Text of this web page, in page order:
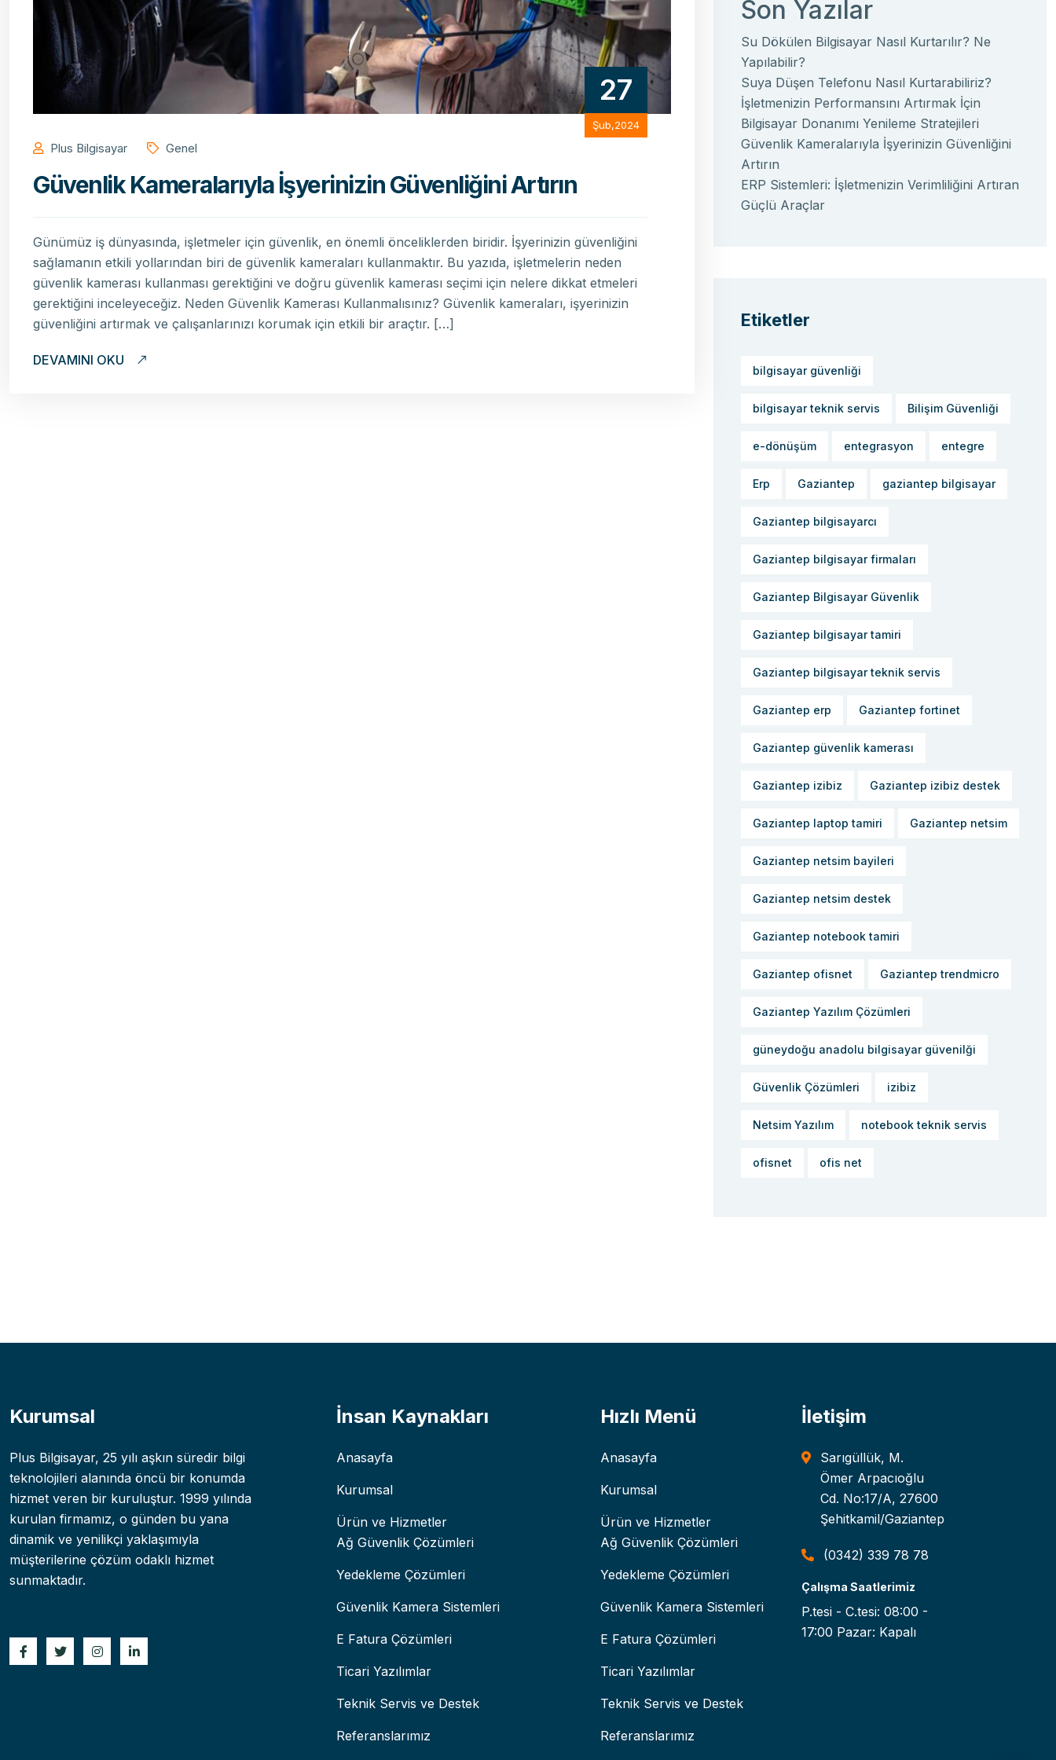
27
Şub,2024
Plus Bilgisayar Genel
Güvenlik Kameralarıyla İşyerinizin Güvenliğini Artırın
Günümüz iş dünyasında, işletmeler için güvenlik, en önemli önceliklerden biridir. İşyerinizin güvenliğini
sağlamanın etkili yollarından biri de güvenlik kameraları kullanmaktır. Bu yazıda, işletmelerin neden
güvenlik kamerası kullanması gerektiğini ve doğru güvenlik kamerası seçimi için nelere dikkat etmeleri
gerektiğini inceleyeceğiz. Neden Güvenlik Kamerası Kullanmalısınız? Güvenlik kameraları, işyerinizin
güvenliğini artırmak ve çalışanlarınızı korumak için etkili bir araçtır. […]
DEVAMINI OKU
Son Yazılar
Su Dökülen Bilgisayar Nasıl Kurtarılır? Ne
Yapılabilir?
Suya Düşen Telefonu Nasıl Kurtarabiliriz?
İşletmenizin Performansını Artırmak İçin
Bilgisayar Donanımı Yenileme Stratejileri
Güvenlik Kameralarıyla İşyerinizin Güvenliğini
Artırın
ERP Sistemleri: İşletmenizin Verimliliğini Artıran
Güçlü Araçlar
Etiketler
bilgisayar güvenliği
bilgisayar teknik servis Bilişim Güvenliği
e-dönüşüm entegrasyon entegre
Erp Gaziantep gaziantep bilgisayar
Gaziantep bilgisayarcı
Gaziantep bilgisayar firmaları
Gaziantep Bilgisayar Güvenlik
Gaziantep bilgisayar tamiri
Gaziantep bilgisayar teknik servis
Gaziantep erp Gaziantep fortinet
Gaziantep güvenlik kamerası
Gaziantep izibiz Gaziantep izibiz destek
Gaziantep laptop tamiri Gaziantep netsim
Gaziantep netsim bayileri
Gaziantep netsim destek
Gaziantep notebook tamiri
Gaziantep ofisnet Gaziantep trendmicro
Gaziantep Yazılım Çözümleri
güneydoğu anadolu bilgisayar güvenilği
Güvenlik Çözümleri izibiz
Netsim Yazılım notebook teknik servis
ofisnet ofis net
Kurumsal
Plus Bilgisayar, 25 yılı aşkın süredir bilgi
teknolojileri alanında öncü bir konumda
hizmet veren bir kuruluştur. 1999 yılında
kurulan firmamız, o günden bu yana
dinamik ve yenilikçi yaklaşımıyla
müşterilerine çözüm odaklı hizmet
sunmaktadır.
İnsan Kaynakları
Anasayfa
Kurumsal
Ürün ve Hizmetler
Ağ Güvenlik Çözümleri
Yedekleme Çözümleri
Güvenlik Kamera Sistemleri
E Fatura Çözümleri
Ticari Yazılımlar
Teknik Servis ve Destek
Referanslarımız
Hızlı Menü
Anasayfa
Kurumsal
Ürün ve Hizmetler
Ağ Güvenlik Çözümleri
Yedekleme Çözümleri
Güvenlik Kamera Sistemleri
E Fatura Çözümleri
Ticari Yazılımlar
Teknik Servis ve Destek
Referanslarımız
İletişim
Sarıgüllük, M.
Ömer Arpacıoğlu
Cd. No:17/A, 27600
Şehitkamil/Gaziantep
(0342) 339 78 78
Çalışma Saatlerimiz
P.tesi - C.tesi: 08:00 -
17:00 Pazar: Kapalı